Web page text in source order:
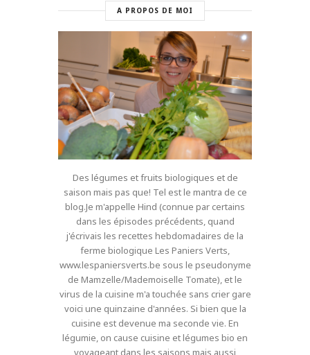
A PROPOS DE MOI
Des légumes et fruits biologiques et de
saison mais pas que! Tel est le mantra de ce
blog.Je m'appelle Hind (connue par certains
dans les épisodes précédents, quand
j'écrivais les recettes hebdomadaires de la
ferme biologique Les Paniers Verts,
www.lespaniersverts.be sous le pseudonyme
de Mamzelle/Mademoiselle Tomate), et le
virus de la cuisine m'a touchée sans crier gare
voici une quinzaine d'années. Si bien que la
cuisine est devenue ma seconde vie. En
légumie, on cause cuisine et légumes bio en
voyageant dans les saisons mais aussi